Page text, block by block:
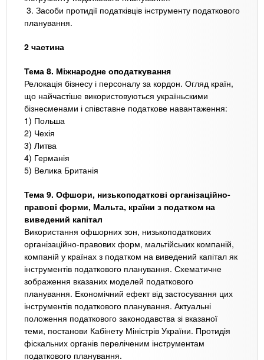
3. Засоби протидії податківців інструменту податкового
планування.
2 частина
Тема 8. Міжнародне оподаткування
Релокація бізнесу і персоналу за кордон. Огляд країн,
що найчастіше використовуються україньскими
бізнесменами і співставне податкове навантаження:
1) Польша
2) Чехія
3) Литва
4) Германія
5) Велика Британія
Тема 9. Офшори, низькоподаткові організаційно-
правові форми, Мальта, країни з податком на
виведений капітал
Використання офшорних зон, низькоподаткових
організаційно-правових форм, мальтійських компаній,
компаній у країнах з податком на виведений капітал як
інструментів податкового планування. Схематичне
зображення вказаних моделей податкового
планування. Економічний ефект від застосування цих
інструментів податкового планування. Актуальні
положення податкового законодавства зі вказаної
теми, постанови Кабінету Міністрів України. Протидія
фіскальних органів переліченим інструментам
податкового планування.